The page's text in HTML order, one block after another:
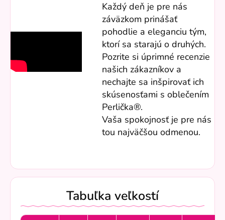
Každý deň je pre nás
záväzkom prinášať
pohodlie a eleganciu tým,
ktorí sa starajú o druhých.
Pozrite si úprimné recenzie
našich zákazníkov a
nechajte sa inšpirovať ich
skúsenosťami s oblečením
Perlička®.
Vaša spokojnosť je pre nás
tou najväčšou odmenou.
Tabuľka veľkostí